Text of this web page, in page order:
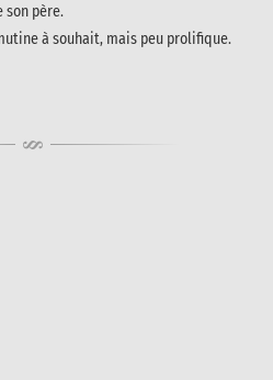
son père.
à souhait, mais peu prolifique.